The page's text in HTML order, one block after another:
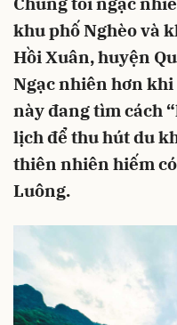
khu phố Nghèo và
Hồi Xuân, huyện
Ngạc nhiên hơn khi
này đang tìm cách
lịch để thu hút du
thiên nhiên hiếm
Luông.